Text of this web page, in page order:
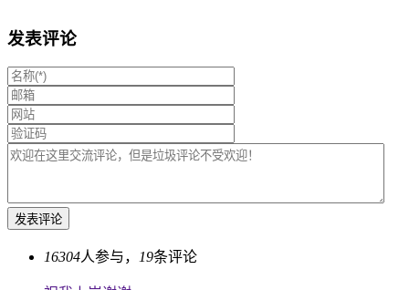
发表评论
16304人参与， 19条评论